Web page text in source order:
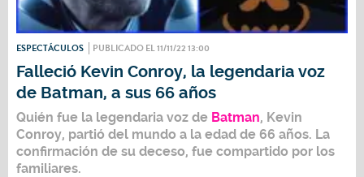
ESPECTÁCULOS PUBLICADO EL 11/11/22 13:00
Falleció Kevin Conroy, la legendaria voz
de Batman, a sus 66 años
Quién fue la legendaria voz de Batman, Kevin
Conroy, partió del mundo a la edad de 66 años. La
confirmación de su deceso, fue compartido por los
familiares.